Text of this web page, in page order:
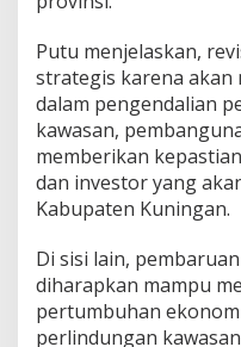
Putu menjelaskan,
strategis karena akan
dalam pengendalian
kawasan,
memberikan
dan investor yang
Kabupaten Kuningan.
Di sisi lain,
diharapkan mampu
pertumbuhan
perlindungan